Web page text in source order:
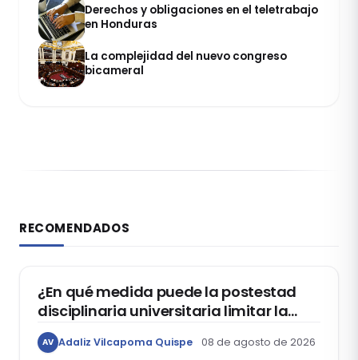
Derechos y obligaciones en el teletrabajo
en Honduras
La complejidad del nuevo congreso
bicameral
RECOMENDADOS
DERECHO CONSTITUCIONAL
¿En qué medida puede la postestad
disciplinaria universitaria limitar la
libertad de expresión de los
estudiantes?
AV Adaliz Vilcapoma Quispe 08 de agosto de 2026